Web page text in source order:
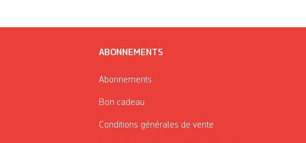
ABONNEMENTS
Abonnements
Bon cadeau
Conditions générales de vente